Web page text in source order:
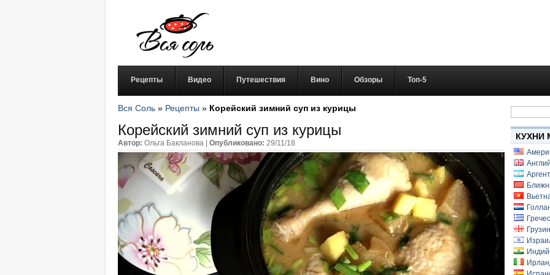
Рецепты Видео Путешествия Вино Обзоры Топ-5
Вся Соль » Рецепты » Корейский зимний суп из курицы
Корейский зимний суп из курицы
Автор: Ольга Бакланова | Опубликовано: 29/11/18
Найти:
КУХНИ